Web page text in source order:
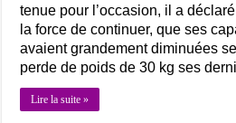
tenue pour l’occasion, il a
la force de continuer, que ses
avaient grandement diminuées
perde de poids de 30 kg ses
Lire la suite »